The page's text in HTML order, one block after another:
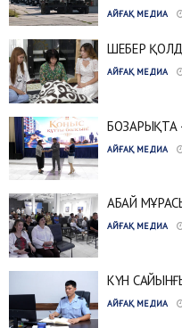
АЙҒАҚ МЕДИА
ШЕБЕР
АЙҒАҚ МЕДИА
БОЗАРЫҚТА
АЙҒАҚ МЕДИА
АБАЙ
АЙҒАҚ МЕДИА
КҮН
АЙҒАҚ МЕДИА